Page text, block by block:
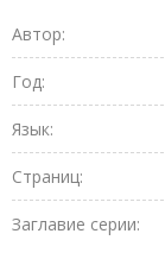
Автор:
Год:
Язык:
Страниц:
Заглавие серии: